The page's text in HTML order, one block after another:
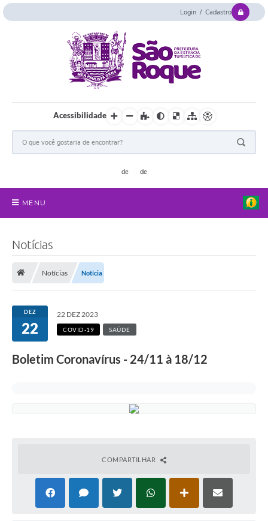
Login / Cadastro
Acessibilidade
MENU
Atribuições
Transparência
Arvorômetro
Agenda de Eventos
Notícias
Notícias Notícia
DEZ
22
22 DEZ 2023
COVID-19 SAÚDE
Boletim Coronavírus - 24/11 à 18/12
COMPARTILHAR